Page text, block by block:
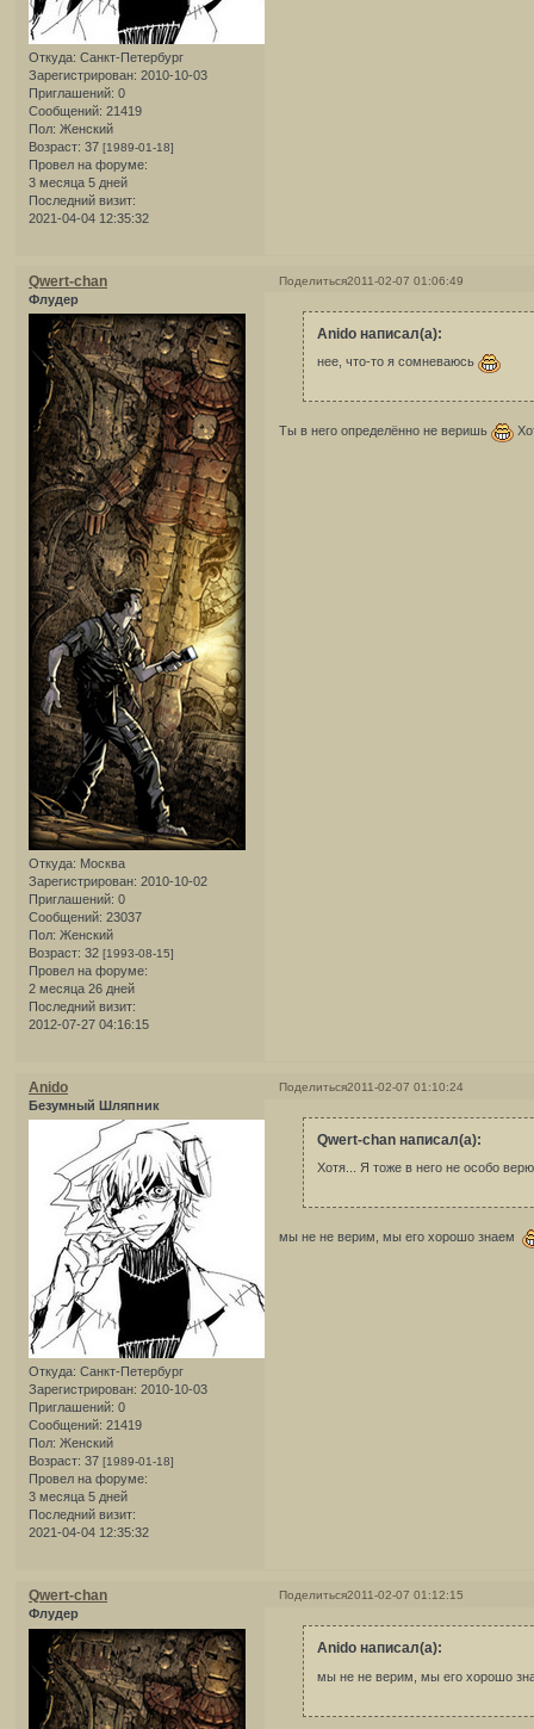
Откуда: Санкт-Петербург
Зарегистрирован: 2010-10-03
Приглашений: 0
Сообщений: 21419
Пол: Женский
Возраст: 37 [1989-01-18]
Провел на форуме:
3 месяца 5 дней
Последний визит:
2021-04-04 12:35:32
Поделиться2011-02-07 01:06:49
Qwert-chan
Флудер
Откуда: Москва
Зарегистрирован: 2010-10-02
Приглашений: 0
Сообщений: 23037
Пол: Женский
Возраст: 32 [1993-08-15]
Провел на форуме:
2 месяца 26 дней
Последний визит:
2012-07-27 04:16:15
Anido написал(а):
нее, что-то я сомневаюсь
Ты в него определённо не веришь
Поделиться2011-02-07 01:10:24
Anido
Безумный Шляпник
Откуда: Санкт-Петербург
Зарегистрирован: 2010-10-03
Приглашений: 0
Сообщений: 21419
Пол: Женский
Возраст: 37 [1989-01-18]
Провел на форуме:
3 месяца 5 дней
Последний визит:
2021-04-04 12:35:32
Qwert-chan написал(а):
Хотя... Я тоже в него не особо
мы не не верим, мы его хорошо знаем
Поделиться2011-02-07 01:12:15
Qwert-chan
Флудер
Anido написал(а):
мы не не верим, мы его хорошо